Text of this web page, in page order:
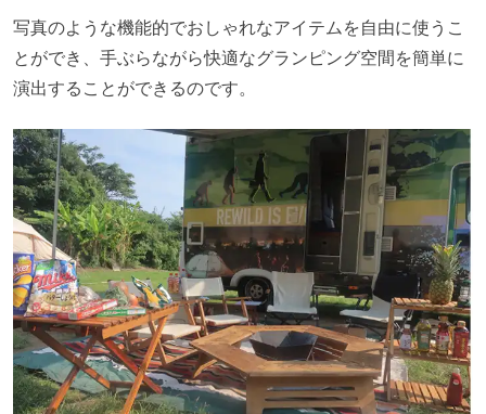
写真のような機能的でおしゃれなアイテムを自由に使うこ
とができ、手ぶらながら快適なグランピング空間を簡単に
演出することができるのです。